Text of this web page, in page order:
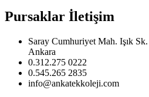
Pursaklar İletişim
Saray Cumhuriyet Mah. Işık
Ankara
0.312.275 0222
0.545.265 2835
info@ankatekkoleji.com